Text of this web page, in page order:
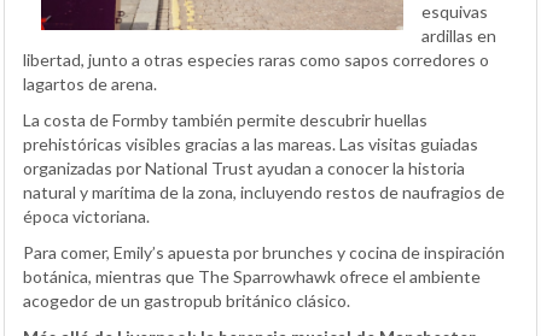
esquivas
ardillas en
libertad, junto a otras especies raras como sapos corredores o
lagartos de arena.
La costa de Formby también permite descubrir huellas
prehistóricas visibles gracias a las mareas. Las visitas guiadas
organizadas por National Trust ayudan a conocer la historia
natural y marítima de la zona, incluyendo restos de naufragios de
época victoriana.
Para comer, Emily’s apuesta por brunches y cocina de inspiración
botánica, mientras que The Sparrowhawk ofrece el ambiente
acogedor de un gastropub británico clásico.